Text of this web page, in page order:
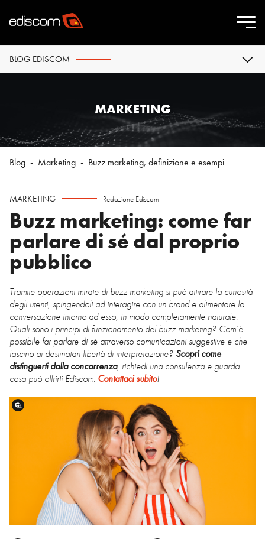
BLOG EDISCOM
MARKETING
Blog - Marketing - Buzz marketing, definizione e esempi
MARKETING Redazione Ediscom
Buzz marketing: come far
parlare di sé dal proprio
pubblico
Tramite operazioni mirate di buzz marketing si può attirare la curiosità
degli utenti, spingendoli ad interagire con un brand e alimentare la
conversazione intorno ad esso, in modo completamente naturale.
Quali sono i principi di funzionamento del buzz marketing? Com’è
possibile far parlare di sé attraverso comunicazioni suggestive e che
lascino ai destinatari libertà di interpretazione? Scopri come
distinguerti dalla concorrenza, richiedi una consulenza e guarda
cosa può offrirti Ediscom. Contattaci subito!